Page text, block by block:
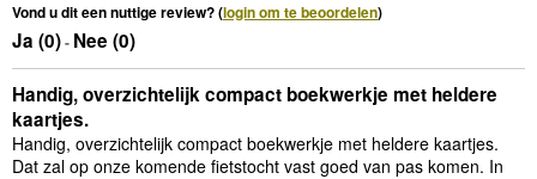
Vond u dit een nuttige review? (login om te beoordelen)
Ja (0)- Nee (0)
Handig, overzichtelijk compact boekwerkje met heldere
kaartjes.
Handig, overzichtelijk compact boekwerkje met heldere kaartjes.
Dat zal op onze komende fietstocht vast goed van pas komen. In